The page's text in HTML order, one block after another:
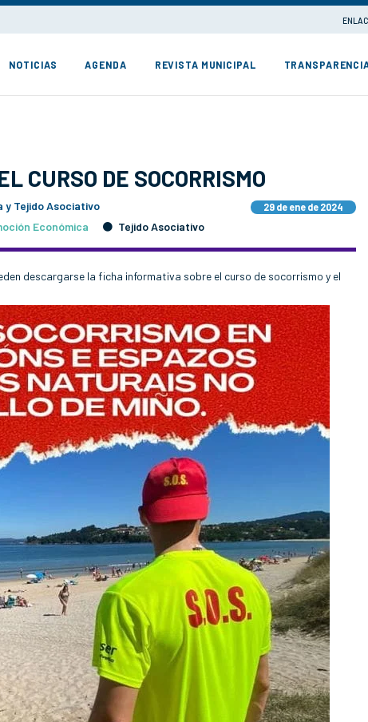
NOTICIAS AGENDA REVISTA MUNICIPAL
CURSO DE SOCORRISMO
y Tejido Asociativo
Económica Tejido Asociativo
29 de ene de 2024
descargarse la ficha informativa sobre el curso de socorrismo y el